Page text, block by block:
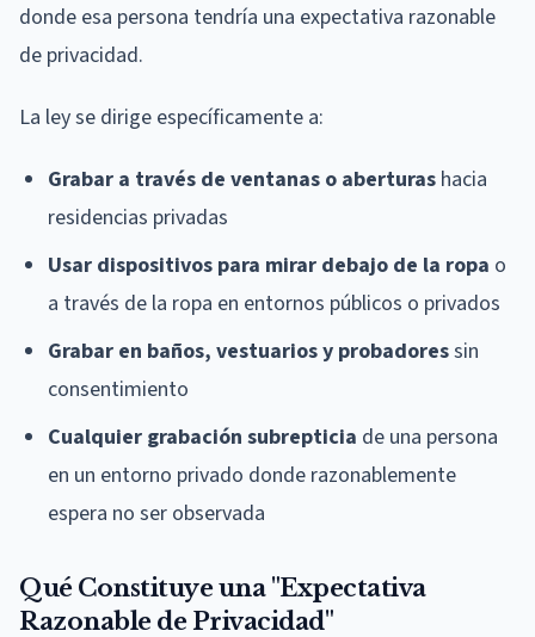
donde esa persona tendría una expectativa razonable
de privacidad.
La ley se dirige específicamente a:
Grabar a través de ventanas o aberturas hacia
residencias privadas
Usar dispositivos para mirar debajo de la ropa o
a través de la ropa en entornos públicos o privados
Grabar en baños, vestuarios y probadoressin
consentimiento
Cualquier grabación subrepticia de una persona
en un entorno privado donde razonablemente
espera no ser observada
Qué Constituye una "Expectativa
Razonable de Privacidad"